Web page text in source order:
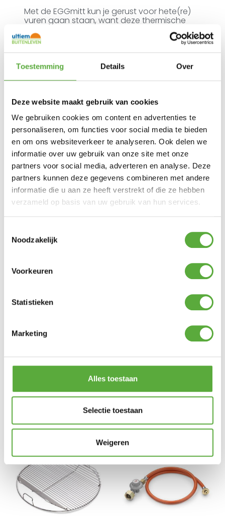
Toestemming Details Over
Deze website maakt gebruik van cookies
We gebruiken cookies om content en advertenties te
personaliseren, om functies voor social media te bieden
en om ons websiteverkeer te analyseren. Ook delen we
informatie over uw gebruik van onze site met onze
partners voor social media, adverteren en analyse. Deze
partners kunnen deze gegevens combineren met andere
informatie die u aan ze heeft verstrekt of die ze hebben
verzameld op basis van uw gebruik van hun services.
Noodzakelijk
Voorkeuren
Statistieken
Marketing
Alles toestaan
Selectie toestaan
Weigeren
Met de EGGmitt kun je gerust voor hete(re)
vuren gaan staan, want deze thermische
isolatie-handschoen is lang genoeg om ook
je pols en onderarm te beschermen tegen
de hitte van je Big Green Egg. De aparte
compartimenten voor de vingers zorgen
voor een ultieme grip en controle. De
EGGmitt is beschikbaar in 1 maat, want one
size fits all!
Ultiem Buitenleven prijs:
€32,50
2 op voorraad
In winkelmand
Snelle verzending & levering aan huis
Kopersbescherming met Trusted Shops
Big Green Egg accessoires
Merk:Big Green Egg
Gratis verzending vanaf €250,-*
Achteraf betalen mogelijk
GERELATEERDE PRODUCTEN